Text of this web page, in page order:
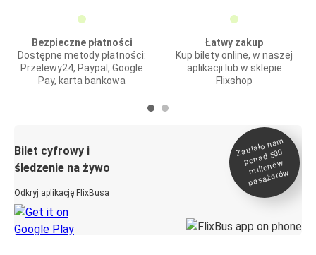
Bezpieczne płatności
Dostępne metody płatności:
Przelewy24, Paypal, Google
Pay, karta bankowa
Łatwy zakup
Kup bilety online, w naszej
aplikacji lub w sklepie
Flixshop
Bilet cyfrowy i
śledzenie na żywo
Odkryj aplikację FlixBusa
Zaufało na
m
ponad 500
milionó
w
pasażeró
w